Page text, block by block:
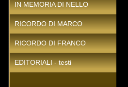
IN MEMORIA DI NELLO
RICORDO DI MARCO
RICORDO DI FRANCO
EDITORIALI - testi